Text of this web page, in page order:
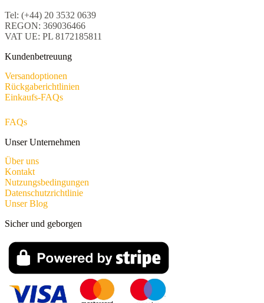
Tel: (+44) 20 3532 0639
REGON: 369036466
VAT UE: PL 8172185811
Kundenbetreuung
Versandoptionen
Rückgaberichtlinien
Einkaufs-FAQs
FAQs
Unser Unternehmen
Über uns
Kontakt
Nutzungsbedingungen
Datenschutzrichtlinie
Unser Blog
Sicher und geborgen